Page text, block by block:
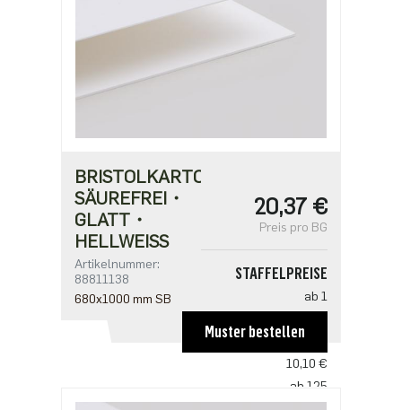
BRISTOLKARTON
SÄUREFREI・
GLATT・
HELLWEISS
Artikelnummer:
88811138
680x1000 mm SB
20,37 €
Preis pro BG
STAFFELPREISE
ab 1
ab 25
10,10 €
ab 125
Muster bestellen